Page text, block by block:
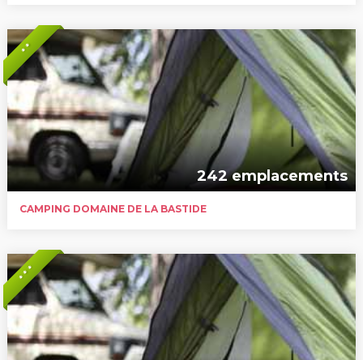
* *
242 emplacements
CAMPING DOMAINE DE LA BASTIDE
* * *